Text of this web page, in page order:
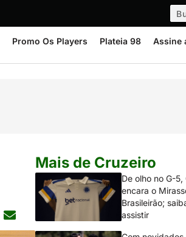
Promo Os Players Plateia 98 Assine
Mais de Cruzeiro
De olho no G-5,
encara o
Brasileirão;
assistir